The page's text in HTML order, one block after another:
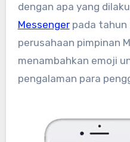
dengan apa yang
Messengerpada tahun
perusahaan pimpinan
menambahkan emoji
pengalaman para